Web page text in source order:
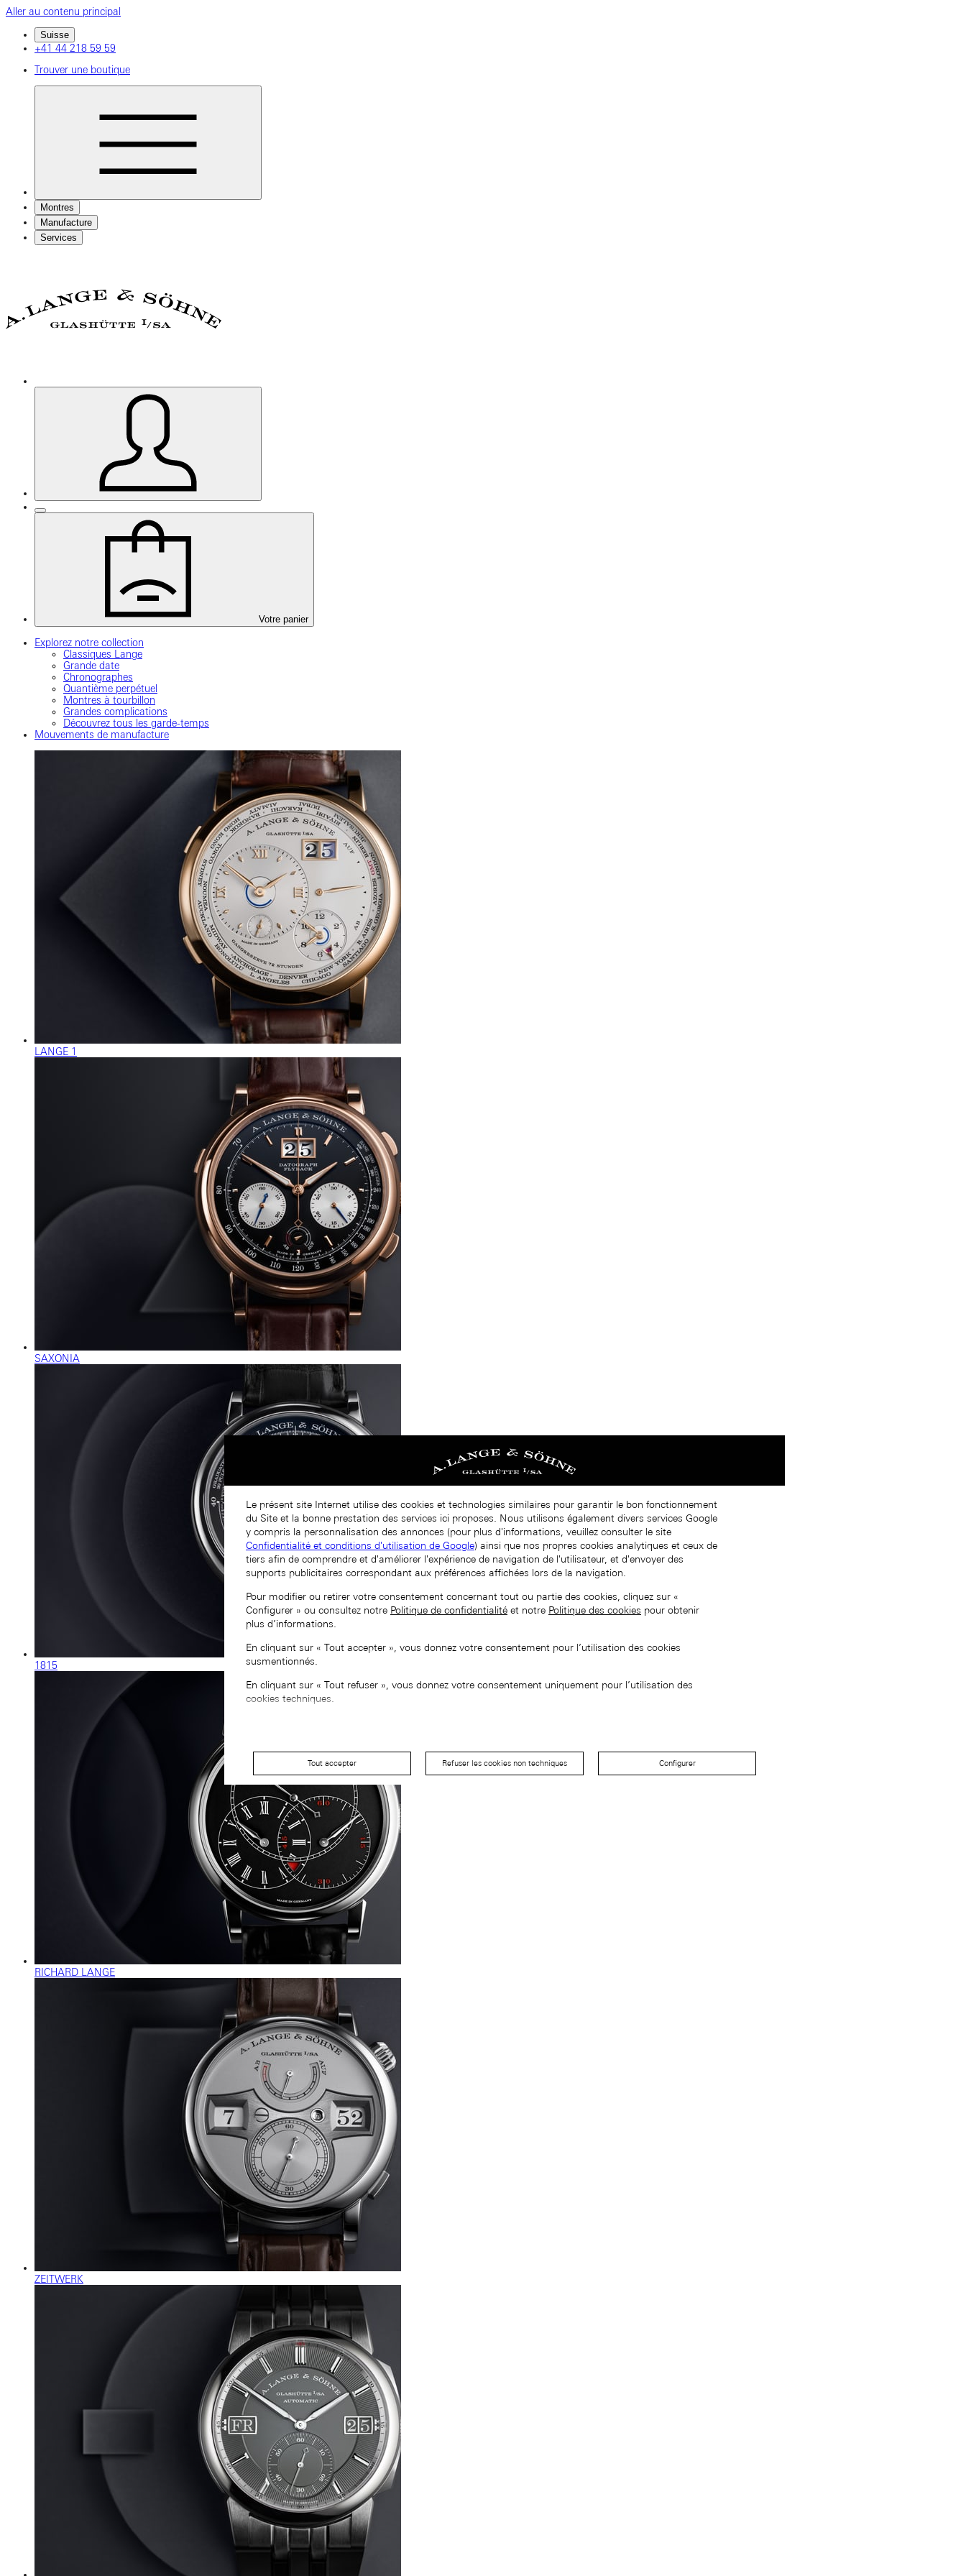
Aller au contenu principal
Suisse
+41 44 218 59 59
Trouver une boutique
Montres
Manufacture
Services
Votre panier
Explorez notre collection
Classiques Lange
Grande date
Chronographes
Quantième perpétuel
Montres à tourbillon
Grandes complications
Découvrez tous les garde-temps
Mouvements de manufacture
LANGE 1
SAXONIA
1815
RICHARD LANGE
ZEITWERK
Le présent site Internet utilise des cookies et technologies similaires pour garantir le bon fonctionnement
du Site et la bonne prestation des services ici proposes. Nous utilisons également divers services Google
y compris la personnalisation des annonces (pour plus d'informations, veuillez consulter le site
Confidentialité et conditions d'utilisation de Google) ainsi que nos propres cookies analytiques et ceux de
tiers afin de comprendre et d'améliorer l'expérience de navigation de l'utilisateur, et d'envoyer des
supports publicitaires correspondant aux préférences affichées lors de la navigation.
Pour modifier ou retirer votre consentement concernant tout ou partie des cookies, cliquez sur «
Configurer » ou consultez notre Politique de confidentialité et notre Politique des cookies pour obtenir
plus d’informations.
En cliquant sur « Tout accepter », vous donnez votre consentement pour l’utilisation des cookies
susmentionnés.
En cliquant sur « Tout refuser », vous donnez votre consentement uniquement pour l’utilisation des
cookies techniques.
Tout accepter Refuser les cookies non techniques Configurer